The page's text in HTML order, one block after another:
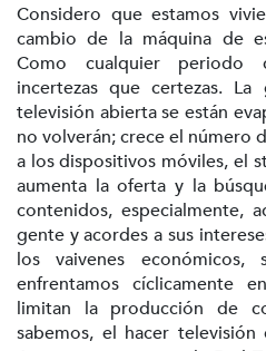
Considero que estamos
cambio de la máquina de
Como cualquier periodo
incertezas que certezas.
televisión abierta se están
no volverán; crece el número
a los dispositivos móviles, el
aumenta la oferta y la
contenidos, especialmente,
gente y acordes a sus
los vaivenes
enfrentamos cíclicamente
limitan la producción de
sabemos, el hacer